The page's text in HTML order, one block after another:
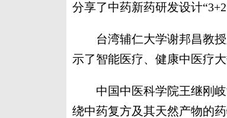
分享了中药新药研发设计
台湾辅仁大学谢邦昌教授
示了智能医疗、健康中医疗
中国中医科学院王继刚岐
绕中药复方及其天然产物的